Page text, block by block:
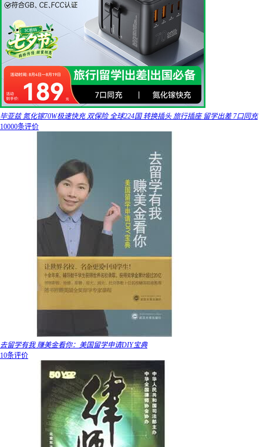
毕亚兹 氮化镓70W极速快充 双保险 全球224国 转换插头 旅行插座 留学出差 7口同充
10000条评价
去留学有我 赚美金看你：美国留学申请DIY宝典
10条评价